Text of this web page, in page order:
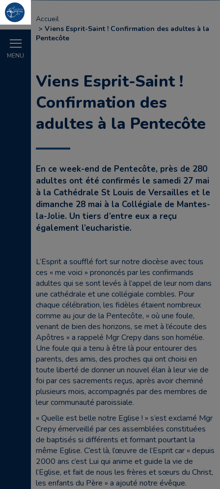
MENU
Accueil
Viens Esprit-Saint ! Confirmation des adultes à la
Pentecôte
Viens Esprit-Saint !
Confirmation des
adultes à la Pentecôte
En ce week-end de Pentecôte, près de 280
adultes ont été confirmés le samedi 27 mai
à la Cathédrale St Louis de Versailles et le
dimanche 28 mai à la Collégiale de Mantes-
la-Jolie. Un tiers d’entre eux a reçu
également l’eucharistie.
L’Esprit a soufflé fort sur notre diocèse avec tous
ces « me voici » prononcés par les confirmands
adultes qui se sont levés à l’appel de leur nom dans
une cathédrale et une collégiale combles. Pour
chaque célébration, les fidèles étaient nombreux
comme au jour de la Pentecôte, « où une foule,
venant de bien des horizons, se met à l’écoute des
Apôtres » a rappelé Mgr Crepy dans son homélie.
Une foule qui a tenu à être là pour entourer des
parents, des amis, des proches qui ont choisi en
toute liberté de donner un nouvel élan à leur vie de
foi par ces sacrements reçus, après avoir cheminé
plusieurs mois, accompagnés par des membres de
leur communauté paroissiale.
« Quelle est belle notre Eglise ! » s’est exclamé Mgr
Crepy émerveillé par ces assemblées constituées
de baptisés si différents et formant pourtant la
même Eglise. C’est là, l’œuvre de l’Esprit car « depuis
2000 ans c’est Lui qui anime et guide la vie de
l’Eglise, et fait de nous les frères et sœurs du Christ,
les enfants du Père » a ajouté notre évêque.